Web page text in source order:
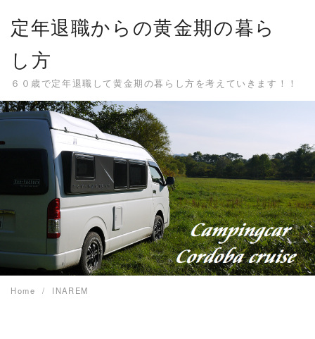
content
定年退職からの黄金期の暮ら
し方
６０歳で定年退職して黄金期の暮らし方を考えていきます！！
Home INAREM